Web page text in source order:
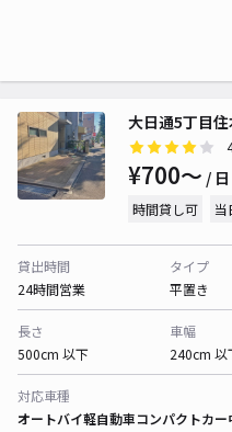
大日通5丁目
¥700〜 / 日
時間貸し可 当
貸出時間
24時間営業
タイプ
平置き
長さ
500cm 以下
車幅
240cm 以
対応車種
オートバイ軽自動車コンパクトカー